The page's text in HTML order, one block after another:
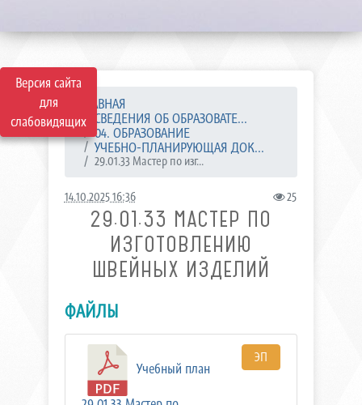
Версия сайта
для
слабовидящих
ГЛАВНАЯ
СВЕДЕНИЯ ОБ ОБРАЗОВАТЕ...
04. ОБРАЗОВАНИЕ
УЧЕБНО-ПЛАНИРУЮЩАЯ ДОК...
29.01.33 Мастер по изг...
14.10.2025 16:36 25
29.01.33 МАСТЕР ПО
ИЗГОТОВЛЕНИЮ
ШВЕЙНЫХ ИЗДЕЛИЙ
ФАЙЛЫ
Учебный план
ЭП